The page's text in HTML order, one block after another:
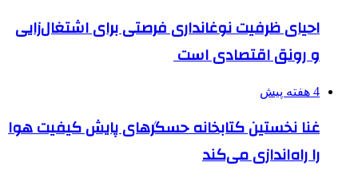
احیای ظرفیت نوغانداری فرصتی برای اشتغال‌زایی
و رونق اقتصادی است
4 هفته پیش
غنا نخستین کتابخانه حسگرهای پایش کیفیت هوا
را راه‌اندازی می‌کند